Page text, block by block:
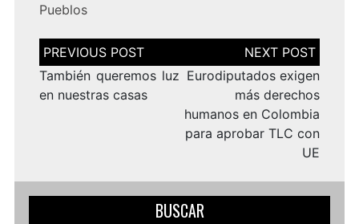
Pueblos
Navegación
de
entradas
También queremos luz
en nuestras casas
Eurodiputados exigen
más derechos
humanos en Colombia
para aprobar TLC con
UE
BUSCAR